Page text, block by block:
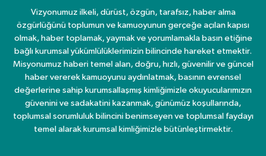
Vizyonumuz ilkeli, dürüst, özgün, tarafsız, haber alma
özgürlüğünü toplumun ve kamuoyunun gerçeğe açılan kapısı
olmak, haber toplamak, yaymak ve yorumlamakla basın etiğine
bağlı kurumsal yükümlülüklerimizin bilincinde hareket etmektir.
Misyonumuz haberi temel alan, doğru, hızlı, güvenilir ve güncel
haber vererek kamuoyunu aydınlatmak, basının evrensel
değerlerine sahip kurumsallaşmış kimliğimizle okuyucularımızın
güvenini ve sadakatini kazanmak, günümüz koşullarında,
toplumsal sorumluluk bilincini benimseyen ve toplumsal faydayı
temel alarak kurumsal kimliğimizle bütünleştirmektir.